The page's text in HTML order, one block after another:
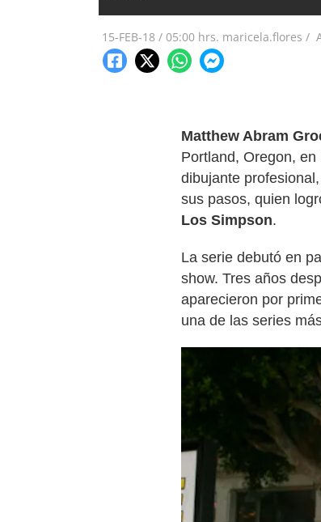
15-FEB-18 / 05:00 hrs. maricela.flores /
Matthew Abram
Portland, Oregon,
dibujante
sus pasos, quien
Los Simpson.
La serie debutó en
show. Tres años
aparecieron por
una de las series